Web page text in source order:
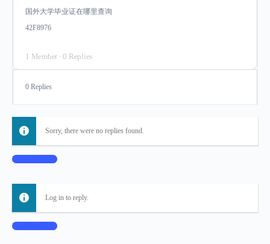
国外大学毕业证在哪里查询
42F8976
1 Member · 0 Replies
0 Replies
Sorry, there were no replies found.
Log In to Reply
Log in to reply.
Log In to Reply